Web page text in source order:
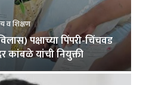
व शिक्षण
पक्षाच्या पिंपरी-चिंचवड
कांबळे यांची नियुक्ती